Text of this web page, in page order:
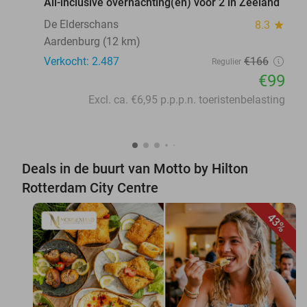
De Elderschans
8.3 star
Aardenburg (12 km)
Verkocht: 2.487
Regulier €166
€99
Excl. ca. €6,95 p.p.p.n. toeristenbelasting
Deals in de buurt van Motto by Hilton
Rotterdam City Centre
43%